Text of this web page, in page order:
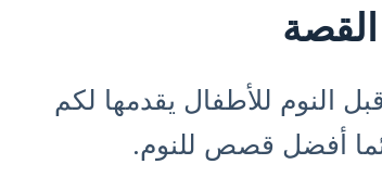
للأطفال يقدمها لكم
أفضل قصص للنوم.